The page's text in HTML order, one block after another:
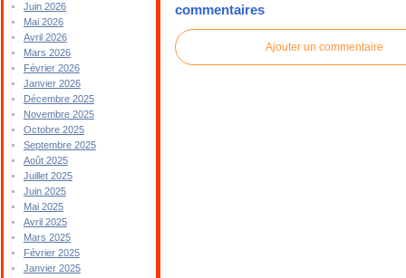
Juin 2026
Mai 2026
Avril 2026
Mars 2026
Février 2026
Janvier 2026
Décembre 2025
Novembre 2025
Octobre 2025
Septembre 2025
Août 2025
Juillet 2025
Juin 2025
Mai 2025
Avril 2025
Mars 2025
Février 2025
Janvier 2025
commentaires
Ajouter un commentaire